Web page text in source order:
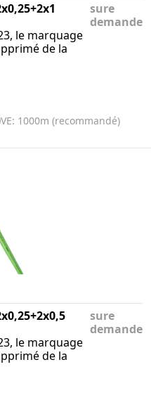
le marquage
de la
sure
demande
VE: 1000m (recommandé)
le marquage
de la
sure
demande